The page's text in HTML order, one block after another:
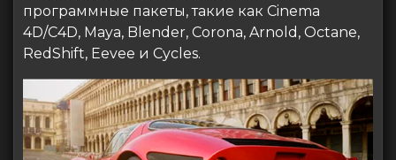
программные пакеты, такие как Cinema
4D/C4D, Maya, Blender, Corona, Arnold, Octane,
RedShift, Eevee и Cycles.